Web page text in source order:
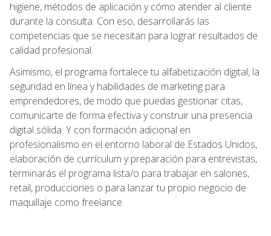
higiene, métodos de aplicación y cómo atender al cliente
durante la consulta. Con eso, desarrollarás las
competencias que se necesitan para lograr resultados de
calidad profesional.
Asimismo, el programa fortalece tu alfabetización digital, la
seguridad en línea y habilidades de marketing para
emprendedores, de modo que puedas gestionar citas,
comunicarte de forma efectiva y construir una presencia
digital sólida. Y con formación adicional en
profesionalismo en el entorno laboral de Estados Unidos,
elaboración de currículum y preparación para entrevistas,
terminarás el programa lista/o para trabajar en salones,
retail, producciones o para lanzar tu propio negocio de
maquillaje como freelance.